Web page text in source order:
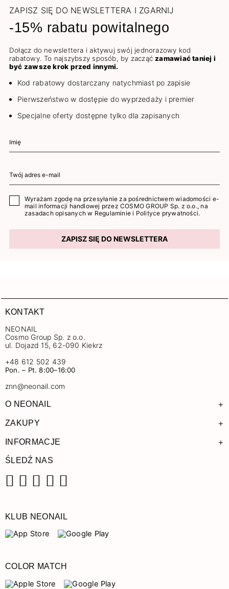
ZAPISZ SIĘ DO NEWSLETTERA I ZGARNIJ
-15% rabatu powitalnego
Dołącz do newslettera i aktywuj swój jednorazowy kod
rabatowy. To najszybszy sposób, by zacząćzamawiać taniej i
być zawsze krok przed innymi.
Kod rabatowy dostarczany natychmiast po zapisie
Pierwszeństwo w dostępie do wyprzedaży i premier
Specjalne oferty dostępne tylko dla zapisanych
Wyrażam zgodę na przesyłanie za pośrednictwem wiadomości e-
mail informacji handlowej przez COSMO GROUP Sp. z o.o., na
zasadach opisanych w Regulaminie i Polityce prywatności.
ZAPISZ SIĘ DO NEWSLETTERA
KONTAKT
NEONAIL
Cosmo Group Sp. z o.o.
ul. Dojazd 15, 62-090 Kiekrz
+48 612 502 439
Pon. – Pt. 8:00–16:00
znn@neonail.com
O NEONAIL +
ZAKUPY +
INFORMACJE +
ŚLEDŹ NAS
KLUB NEONAIL
COLOR MATCH